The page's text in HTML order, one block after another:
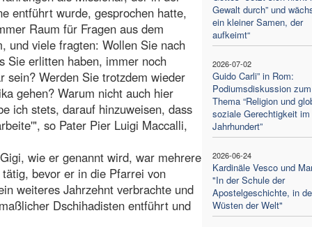
Gewalt durch” und
ein kleiner Samen, der
aufkeimt“
2026-07-02
Guido Carli” in Rom:
Podiumsdiskussion zum
Thema “Religion und
soziale Gerechtigkeit
Jahrhundert”
2026-06-24
Kardinäle Vesco und
"In der Schule der
Apostelgeschichte, in
Wüsten der Welt"
entführt wurde, gesprochen hatte,
Raum für Fragen aus dem
und viele fragten: Wollen Sie nach
Sie erlitten haben, immer noch
sein? Werden Sie trotzdem wieder
gehen? Warum nicht auch hier
ich stets, darauf hinzuweisen, dass
so Pater Pier Luigi Maccalli,
wie er genannt wird, war mehrere
bevor er in die Pfarrei von
weiteres Jahrzehnt verbrachte und
Dschihadisten entführt und